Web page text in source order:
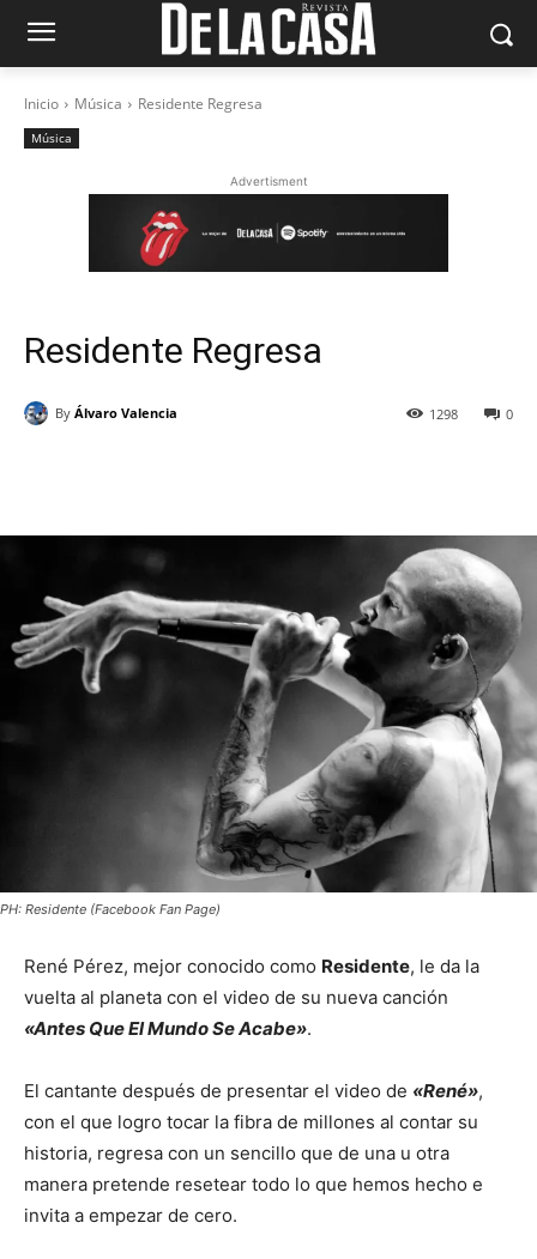
Inicio Música Residente Regresa
Música
Advertisment
Residente Regresa
By Álvaro Valencia 0
1298
PH: Residente (Facebook Fan Page)
René Pérez, mejor conocido como Residente, le da la
vuelta al planeta con el video de su nueva canción
«Antes Que El Mundo Se Acabe».
El cantante después de presentar el video de «René»,
con el que logro tocar la fibra de millones al contar su
historia, regresa con un sencillo que de una u otra
manera pretende resetear todo lo que hemos hecho e
invita a empezar de cero.